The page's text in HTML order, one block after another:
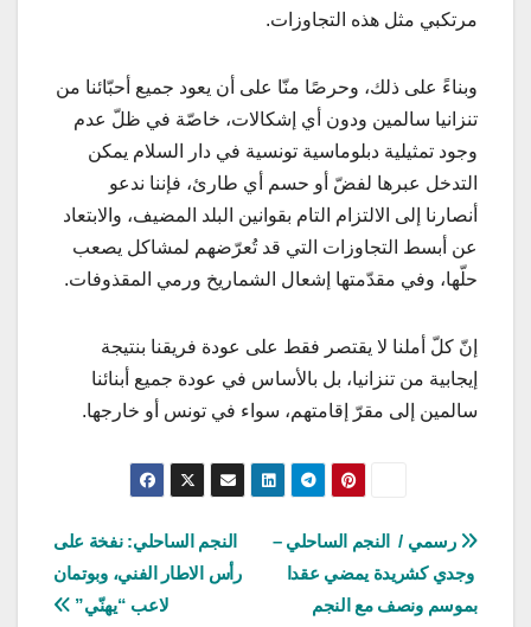
مرتكبي مثل هذه التجاوزات.
وبناءً على ذلك، وحرصًا منّا على أن يعود جميع أحبّائنا من
تنزانيا سالمين ودون أي إشكالات، خاصّة في ظلّ عدم
وجود تمثيلية دبلوماسية تونسية في دار السلام يمكن
التدخل عبرها لفضّ أو حسم أي طارئ، فإننا ندعو
أنصارنا إلى الالتزام التام بقوانين البلد المضيف، والابتعاد
عن أبسط التجاوزات التي قد تُعرّضهم لمشاكل يصعب
حلّها، وفي مقدّمتها إشعال الشماريخ ورمي المقذوفات.
إنّ كلّ أملنا لا يقتصر فقط على عودة فريقنا بنتيجة
إيجابية من تنزانيا، بل بالأساس في عودة جميع أبنائنا
سالمين إلى مقرّ إقامتهم، سواء في تونس أو خارجها.
تصفّح
المقالات
النجم الساحلي: نفخة على
رأس الاطار الفني، وبوتمان
لاعب “يهنّي”
رسمي / النجم الساحلي –
وجدي كشريدة يمضي عقدا
بموسم ونصف مع النجم